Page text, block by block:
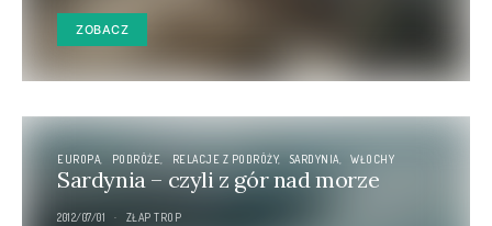
ZOBACZ
EUROPA PODRÓŻE RELACJE Z PODRÓŻY SARDYNIA WŁOCHY
Sardynia – czyli z gór nad morze
2012/07/01 ZŁAP TROP